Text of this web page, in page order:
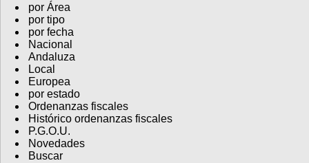
por Área
por tipo
por fecha
Nacional
Andaluza
Local
Europea
por estado
Ordenanzas fiscales
Histórico ordenanzas fiscales
P.G.O.U.
Novedades
Buscar